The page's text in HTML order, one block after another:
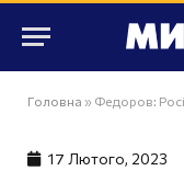
Головна » Федоров:
17 Лютого, 2023